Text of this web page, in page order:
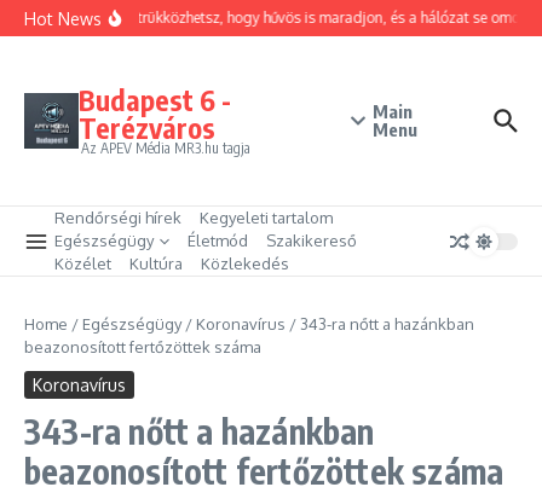
Ugrás a tartalomhoz
Hot NewsHogyan trükközhetsz, hogy hűvös is maradjon, és a hálózat se omoljon
Budapest 6 -
Terézváros
Az APEV Média MR3.hu tagja
Main
Menu
Rendőrségi hírek
Kegyeleti tartalom
Egészségügy
Életmód
Szakikereső
Közélet
Kultúra Közlekedés
Home / Egészségügy/ Koronavírus / 343-ra nőtt a hazánkban
beazonosított fertőzöttek száma
Koronavírus
343-ra nőtt a hazánkban
beazonosított fertőzöttek száma